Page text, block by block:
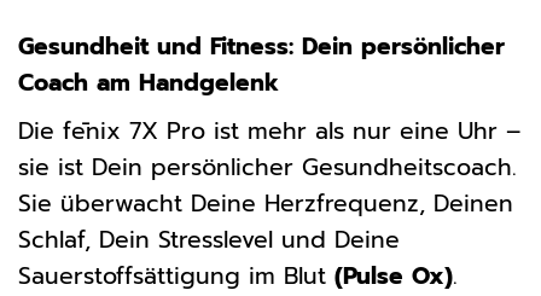
Gesundheit und Fitness: Dein persönlicher
Coach am Handgelenk
Die fēnix 7X Pro ist mehr als nur eine Uhr –
sie ist Dein persönlicher Gesundheitscoach.
Sie überwacht Deine Herzfrequenz, Deinen
Schlaf, Dein Stresslevel und Deine
Sauerstoffsättigung im Blut (Pulse Ox).